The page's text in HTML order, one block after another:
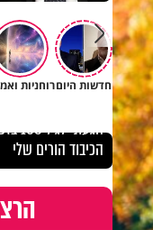
חדשות היוםרוחניות
הגעתי
הכיבוד הורים שלי